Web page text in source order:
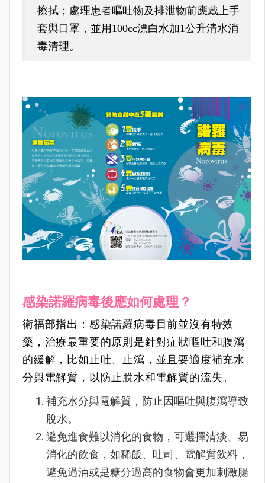
擦拭；處理患者嘔吐物及排泄物前應戴上手
套與口罩，並用100cc漂白水加1公升清水消
毒清理。
感染諾羅病毒後應如何處理？
衛福部指出：感染諾羅病毒目前並沒有特效
藥，治療最重要的原則是針對症狀嘔吐和腹瀉
的緩解，比如止吐、止瀉，並且要適度補充水
分與電解質，以防止脫水和電解質的流失。
補充水分與電解質，防止因嘔吐與腹瀉導致
脫水。
避免進食難以消化的食物，可選擇清淡、易
消化的飲食，如稀飯、吐司、電解質飲料，
避免過油或是糖分過高的食物會更加刺激腸